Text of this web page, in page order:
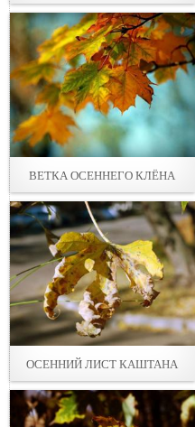
ВЕТКА ОСЕННЕГО КЛЁНА
ОСЕННИЙ ЛИСТ КАШТАНА